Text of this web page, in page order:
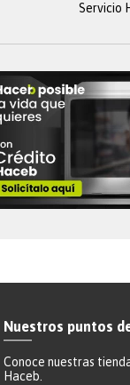
Servicio
Nuestros puntos
Conoce nuestras
Haceb.